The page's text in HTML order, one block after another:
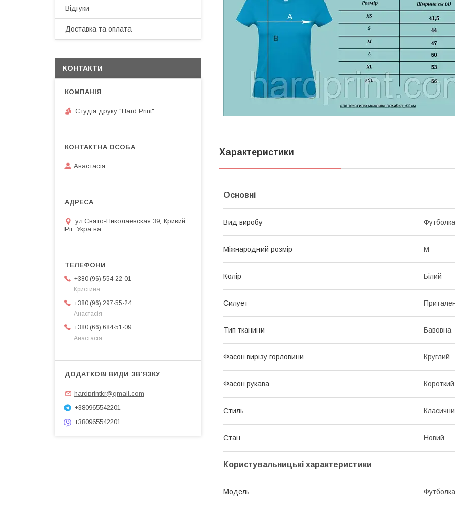
Характеристики
Основні
Вид виробу Футболка
Міжнародний розмір M
Колір Білий
Силует
Тип тканини Бавовна
Фасон вирізу горловини Круглий
Фасон рукава Короткий
Стиль
Стан Новий
Користувальницькі характеристики
Модель Футболка
Відгуки
Доставка та оплата
КОНТАКТИ
Студія друку "Hard Print"
Анастасія
ул.Свято-Николаевская 39, Кривий
Ріг, Україна
+380 (96) 554-22-01
Кристина
+380 (96) 297-55-24
Анастасія
+380 (66) 684-51-09
Анастасія
hardprintkr@gmail.com
+380965542201
+380965542201